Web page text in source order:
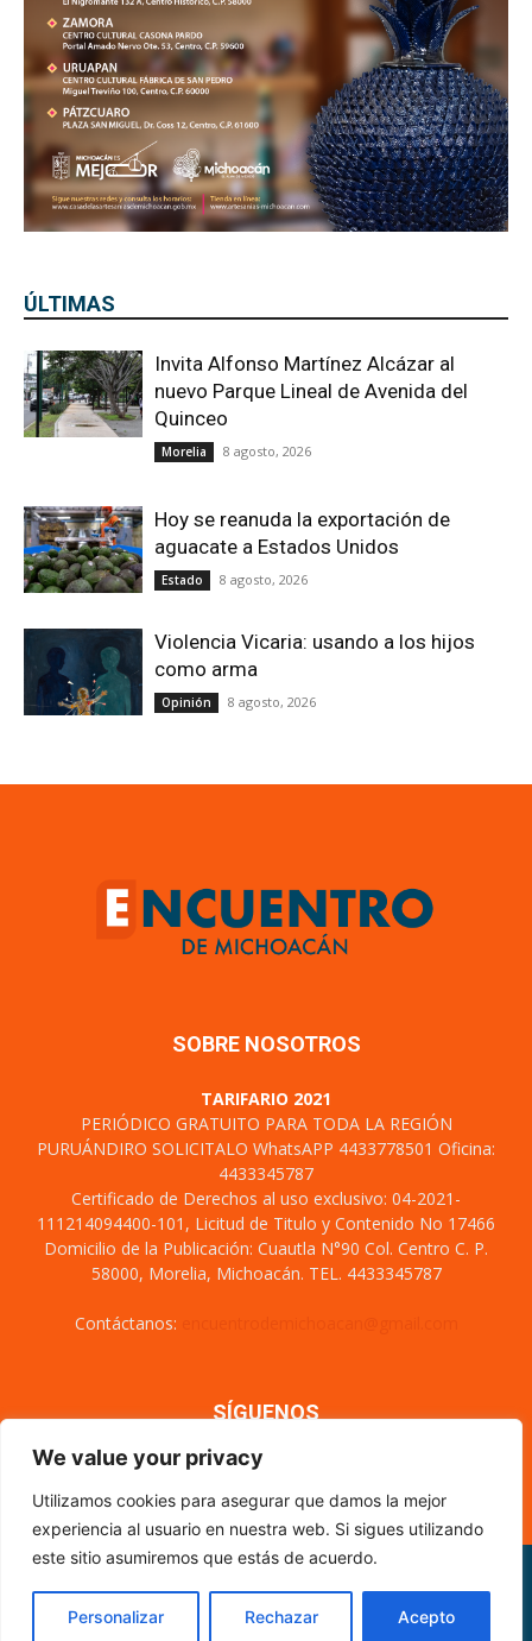
We value your privacy
Utilizamos cookies para asegurar que damos la mejor
experiencia al usuario en nuestra web. Si sigues utilizando
este sitio asumiremos que estás de acuerdo.
Personalizar Rechazar Acepto
ÚLTIMAS
Invita Alfonso Martínez Alcázar al
nuevo Parque Lineal de Avenida del
Quinceo
Morelia 8 agosto, 2026
Hoy se reanuda la exportación de
aguacate a Estados Unidos
Estado 8 agosto, 2026
Violencia Vicaria: usando a los hijos
como arma
Opinión 8 agosto, 2026
SOBRE NOSOTROS
TARIFARIO 2021
PERIÓDICO GRATUITO PARA TODA LA REGIÓN
PURUÁNDIRO SOLICITALO WhatsAPP 4433778501 Oficina:
4433345787
Certificado de Derechos al uso exclusivo: 04-2021-
111214094400-101, Licitud de Titulo y Contenido No 17466
Domicilio de la Publicación: Cuautla N°90 Col. Centro C. P.
58000, Morelia, Michoacán. TEL. 4433345787
Contáctanos:
SÍGUENOS
Nosotros
CÓDIGO DE ÉTICA PERIODÍSTICA
XML Sitemap